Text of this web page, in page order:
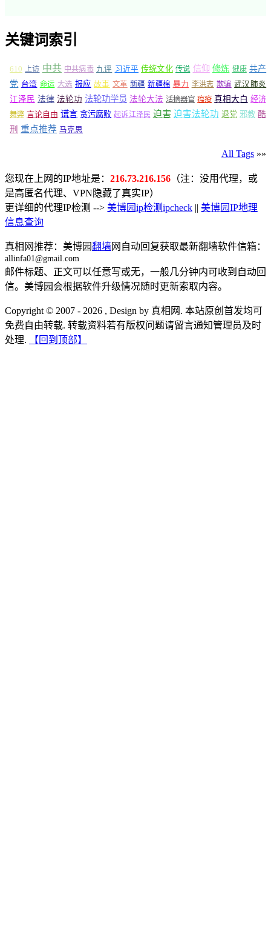
关键词索引
610 上访 中共 中共病毒 九评 习近平 传统文化 传说 信仰 修炼 健康 共产
党 台湾 命运 大选 报应 故事 文革 新疆 新疆棉 暴力 李洪志 欺骗 武汉肺炎
江泽民 法律 法轮功 法轮功学员 法轮大法 活摘器官 瘟疫 真相大白 经济
舞弊 言论自由 谎言 贪污腐败 起诉江泽民 迫害 迫害法轮功 退党 邪教 酷
刑 重点推荐 马克思
All Tags »»
您现在上网的IP地址是： 216.73.216.156 （注：没用代理，或
是高匿名代理、VPN隐藏了真实IP）
更详细的代理IP检测 --> 美博园ip检测ipcheck || 美博园IP地理
信息查询
真相网推荐：美博园翻墙网自动回复获取最新翻墙软件信箱：
allinfa01@gmail.com
邮件标题、正文可以任意写或无，一般几分钟内可收到自动回
信。美博园会根据软件升级情况随时更新索取内容。
Copyright © 2007 - 2026 , Design by 真相网. 本站原创首发均可
免费自由转载. 转载资料若有版权问题请留言通知管理员及时
处理.
【回到顶部】